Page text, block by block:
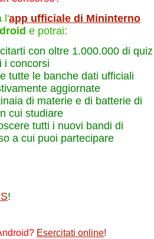
l'app ufficiale di Mininterno
e potrai:
con oltre 1.000.000 di quiz
i concorsi
tutte le banche dati ufficiali
aggiornate
di materie e di batterie di
cui studiare
tutti i nuovi bandi di
a cui puoi partecipare
!
Esercitati online!